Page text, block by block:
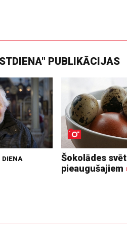
PUBLIKĀCIJAS
DIENA
Šokolādes
pieaugušajiem